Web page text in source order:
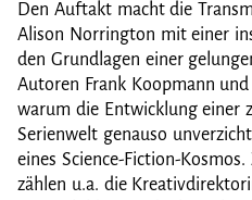
Den Auftakt macht die
Alison Norrington mit einer
den Grundlagen einer
Autoren Frank Koopmann
warum die Entwicklung einer
Serienwelt genauso
eines Science-Fiction-
zählen u.a. die